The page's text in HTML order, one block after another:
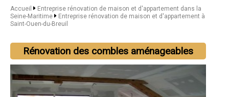
Accueil
Entreprise rénovation de maison et d'appartement dans la
Seine-Maritime
Entreprise rénovation de maison et d'appartement à
Saint-Ouen-du-Breuil
Rénovation des combles aménageables